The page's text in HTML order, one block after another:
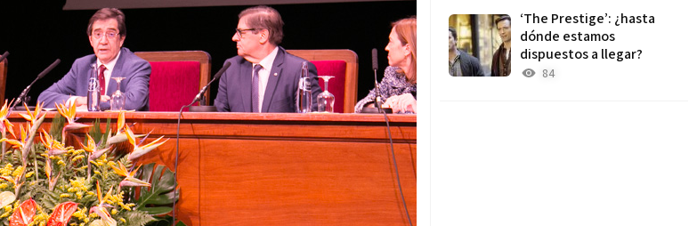
‘The Prestige’: ¿hasta
dónde estamos
dispuestos a llegar?
84